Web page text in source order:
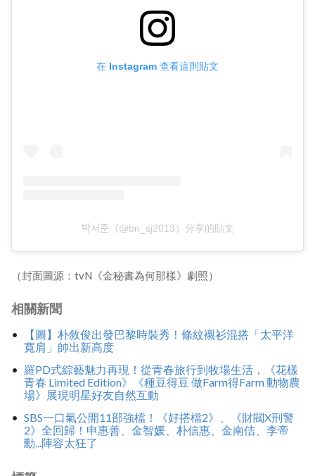
在 Instagram 查看這則貼文
박서준（@bn_sj2013）分享的貼文
（封面圖源：tvN《金秘書為何那樣》劇照）
相關新聞
【圖】朴敘俊出發巴黎時裝秀！條紋襯衫混搭「太平洋
寬肩」帥出新高度
羅PD式綜藝魅力再現！從青春旅行到牧場生活，《花樣
青春 Limited Edition》《種豆得豆 做Farm得Farm 動物農
場》展現明星好友自然互動
SBS一口氣公開11部強檔！《好搭檔2》、《財閥X刑警
2》全回歸！申惠善、金智媛、朴信惠、金南佶、李帝
勳...陣容太狂了